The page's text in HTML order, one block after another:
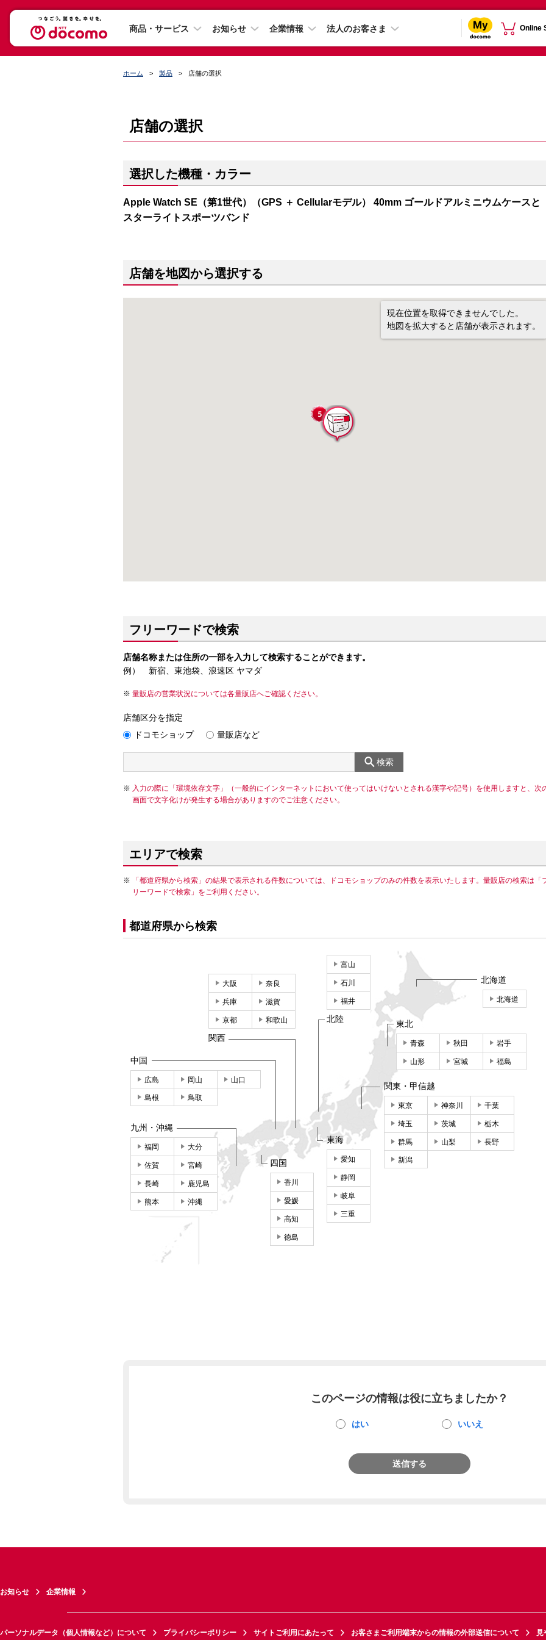
商品・サービス お知らせ 企業情報 法人のお客さま Online
ホーム 製品 店舗の選択
店舗の選択
選択した機種・カラー
Apple Watch SE（第1世代）（GPS ＋ Cellularモデル） 40mm ゴールドアルミニウムケースと
スターライトスポーツバンド
店舗を地図から選択する
現在位置を取得できませんでした。
地図を拡大すると店舗が表示されます。
フリーワードで検索
店舗名称または住所の一部を入力して検索することができます。
例） 新宿、東池袋、浪速区 ヤマダ
量販店の営業状況については各量販店へご確認ください。
店舗区分を指定
ドコモショップ
量販店など
検索
入力の際に「環境依存文字」（一般的にインターネットにおいて使ってはいけないとされる漢字や記号）を使用しますと、次
画面で文字化けが発生する場合がありますのでご注意ください。
エリアで検索
「都道府県から検索」の結果で表示される件数については、ドコモショップのみの件数を表示いたします。量販店の検索は「
リーワードで検索」をご利用ください。
都道府県から検索
北海道
北海道
東北
青森 秋田 岩手
山形 宮城 福島
関東・甲信越
東京 神奈川 千葉
埼玉 茨城 栃木
群馬 山梨 長野
新潟
東海
愛知
静岡
岐阜
三重
富山
石川
福井
北陸
大阪 奈良
兵庫 滋賀
京都 和歌山
関西
中国
広島 岡山 山口
島根 鳥取
四国
香川
愛媛
高知
徳島
九州・沖縄
福岡 大分
佐賀 宮崎
長崎 鹿児島
熊本 沖縄
このページの情報は役に立ちましたか？
はい いいえ
送信する
お知らせ 企業情報
パーソナルデータ（個人情報など）について プライバシーポリシー サイトご利用にあたって お客さまご利用端末からの情報の外部送信について 見